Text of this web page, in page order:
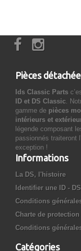
Pièces
Ids Classic Parts
ID et DS Classic.
gamme de pièces
intérieurs et
légende composant
passionnés traiteront
exception !
Informations
La DS, l'histoire
Identifier une ID - DS
Conditions
Charte de
Conditions
Catégories